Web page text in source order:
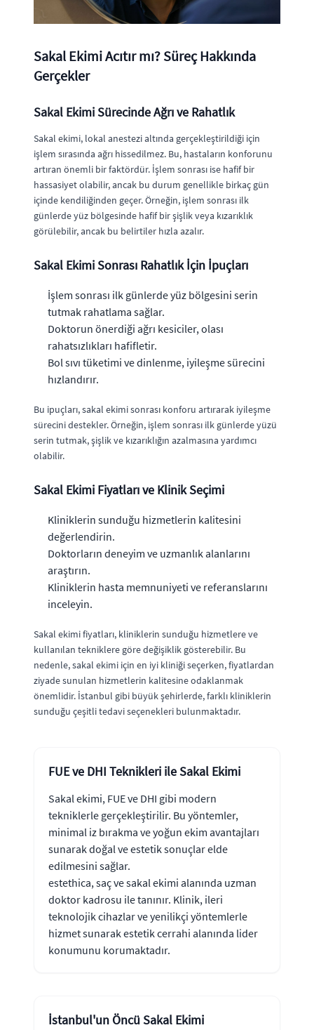
Sakal Ekimi Acıtır mı? Süreç Hakkında
Gerçekler
Sakal Ekimi Sürecinde Ağrı ve Rahatlık
Sakal ekimi, lokal anestezi altında gerçekleştirildiği için
işlem sırasında ağrı hissedilmez. Bu, hastaların konforunu
artıran önemli bir faktördür. İşlem sonrası ise hafif bir
hassasiyet olabilir, ancak bu durum genellikle birkaç gün
içinde kendiliğinden geçer. Örneğin, işlem sonrası ilk
günlerde yüz bölgesinde hafif bir şişlik veya kızarıklık
görülebilir, ancak bu belirtiler hızla azalır.
Sakal Ekimi Sonrası Rahatlık İçin İpuçları
İşlem sonrası ilk günlerde yüz bölgesini serin
tutmak rahatlama sağlar.
Doktorun önerdiği ağrı kesiciler, olası
rahatsızlıkları hafifletir.
Bol sıvı tüketimi ve dinlenme, iyileşme sürecini
hızlandırır.
Bu ipuçları, sakal ekimi sonrası konforu artırarak iyileşme
sürecini destekler. Örneğin, işlem sonrası ilk günlerde yüzü
serin tutmak, şişlik ve kızarıklığın azalmasına yardımcı
olabilir.
Sakal Ekimi Fiyatları ve Klinik Seçimi
Kliniklerin sunduğu hizmetlerin kalitesini
değerlendirin.
Doktorların deneyim ve uzmanlık alanlarını
araştırın.
Kliniklerin hasta memnuniyeti ve referanslarını
inceleyin.
Sakal ekimi fiyatları, kliniklerin sunduğu hizmetlere ve
kullanılan tekniklere göre değişiklik gösterebilir. Bu
nedenle, sakal ekimi için en iyi kliniği seçerken, fiyatlardan
ziyade sunulan hizmetlerin kalitesine odaklanmak
önemlidir. İstanbul gibi büyük şehirlerde, farklı kliniklerin
sunduğu çeşitli tedavi seçenekleri bulunmaktadır.
FUE ve DHI Teknikleri ile Sakal Ekimi
Sakal ekimi, FUE ve DHI gibi modern
tekniklerle gerçekleştirilir. Bu yöntemler,
minimal iz bırakma ve yoğun ekim avantajları
sunarak doğal ve estetik sonuçlar elde
edilmesini sağlar.
estethica, saç ve sakal ekimi alanında uzman
doktor kadrosu ile tanınır. Klinik, ileri
teknolojik cihazlar ve yenilikçi yöntemlerle
hizmet sunarak estetik cerrahi alanında lider
konumunu korumaktadır.
İstanbul'un Öncü Sakal Ekimi